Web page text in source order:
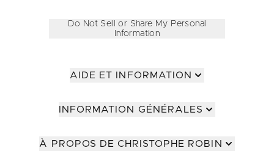
Do Not Sell or Share My Personal
Information
AIDE ET INFORMATION
INFORMATION GÉNÉRALES
À PROPOS DE CHRISTOPHE ROBIN